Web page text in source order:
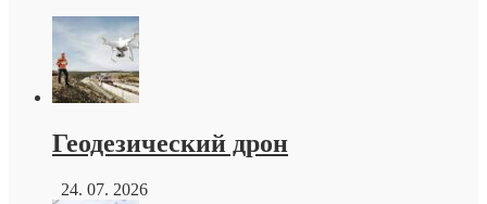
Геодезический дрон
24. 07. 2026